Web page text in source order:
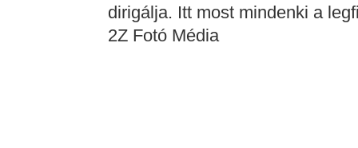
dirigálja. Itt most mindenki a
2Z Fotó Média